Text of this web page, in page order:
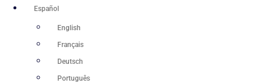
contenido
Español
English
Français
Deutsch
Português